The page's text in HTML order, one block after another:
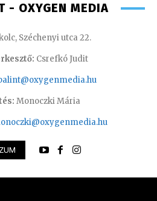
- OXYGEN MEDIA
Széchenyi utca 22.
Csrefkó Judit
Monoczki Mária